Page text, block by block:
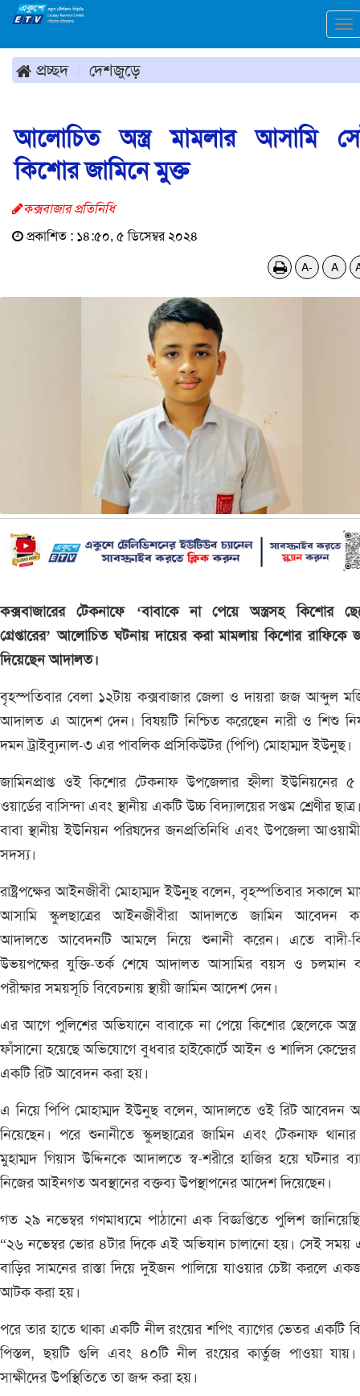
প্রচ্ছদ দেশজুড়ে
আলোচিত অস্ত্র মামলার আসামি
কিশোর জামিনে মুক্ত
কক্সবাজার প্রতিনিধি
প্রকাশিত : ১৪:৫০, ৫ ডিসেম্বর ২০২৪
A- A
কক্সবাজারের টেকনাফে ‘বাবাকে না পেয়ে অস্ত্রসহ কিশোর
গ্রেপ্তারের’ আলোচিত ঘটনায় দায়ের করা মামলায় কিশোর রাফিকে
দিয়েছেন আদালত।
বৃহস্পতিবার বেলা ১২টায় কক্সবাজার জেলা ও দায়রা জজ আব্দুল
আদালত এ আদেশ দেন। বিষয়টি নিশ্চিত করেছেন নারী ও শিশু
দমন ট্রাইব্যুনাল-৩ এর পাবলিক প্রসিকিউটর (পিপি) মোহাম্মদ ইউনুছ।
জামিনপ্রাপ্ত ওই কিশোর টেকনাফ উপজেলার হ্নীলা ইউনিয়নের ৫
ওয়ার্ডের বাসিন্দা এবং স্থানীয় একটি উচ্চ বিদ্যালয়ের সপ্তম শ্রেণীর
বাবা স্থানীয় ইউনিয়ন পরিষদের জনপ্রতিনিধি এবং উপজেলা
সদস্য।
রাষ্ট্রপক্ষের আইনজীবী মোহাম্মদ ইউনুছ বলেন, বৃহস্পতিবার সকালে
আসামি স্কুলছাত্রের আইনজীবীরা আদালতে জামিন আবেদন
আদালতে আবেদনটি আমলে নিয়ে শুনানী করেন। এতে বাদী-
উভয়পক্ষের যুক্তি-তর্ক শেষে আদালত আসামির বয়স ও চলমান
পরীক্ষার সময়সূচি বিবেচনায় স্থায়ী জামিন আদেশ দেন।
এর আগে পুলিশের অভিযানে বাবাকে না পেয়ে কিশোর ছেলেকে অস্ত্র
ফাঁসানো হয়েছে অভিযোগে বুধবার হাইকোর্টে আইন ও শালিস কেন্দ্রের
একটি রিট আবেদন করা হয়।
এ নিয়ে পিপি মোহাম্মদ ইউনুছ বলেন, আদালতে ওই রিট আবেদন
নিয়েছেন। পরে শুনানীতে স্কুলছাত্রের জামিন এবং টেকনাফ
মুহাম্মদ গিয়াস উদ্দিনকে আদালতে স্ব-শরীরে হাজির হয়ে ঘটনার
নিজের আইনগত অবস্থানের বক্তব্য উপস্থাপনের আদেশ দিয়েছেন।
গত ২৯ নভেম্বর গণমাধ্যমে পাঠানো এক বিজ্ঞপ্তিতে পুলিশ
“২৬ নভেম্বর ভোর ৪টার দিকে এই অভিযান চালানো হয়। সেই সময়
বাড়ির সামনের রাস্তা দিয়ে দুইজন পালিয়ে যাওয়ার চেষ্টা করলে
আটক করা হয়।
পরে তার হাতে থাকা একটি নীল রংয়ের শপিং ব্যাগের ভেতর একটি
পিস্তল, ছয়টি গুলি এবং ৪০টি নীল রংয়ের কার্তুজ পাওয়া
সাক্ষীদের উপস্থিতিতে তা জব্দ করা হয়।